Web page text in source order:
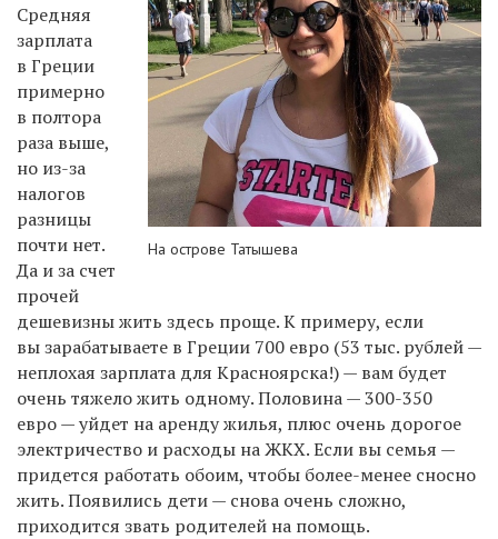
На острове Татышева
Средняя
зарплата
в Греции
примерно
в полтора
раза выше,
но из-за
налогов
разницы
почти нет.
Да и за счет
прочей
дешевизны жить здесь проще. К примеру, если
вы зарабатываете в Греции 700 евро (53 тыс. рублей —
неплохая зарплата для Красноярска!) — вам будет
очень тяжело жить одному. Половина — 300-350
евро — уйдет на аренду жилья, плюс очень дорогое
электричество и расходы на ЖКХ. Если вы семья —
придется работать обоим, чтобы более-менее сносно
жить. Появились дети — снова очень сложно,
приходится звать родителей на помощь.